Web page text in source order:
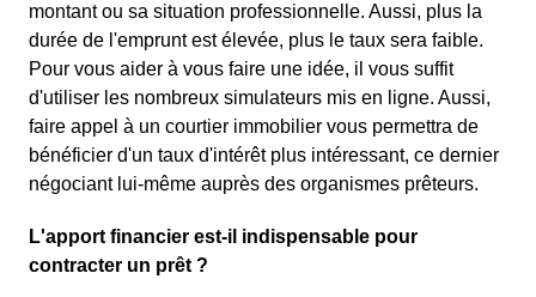
montant ou sa situation professionnelle. Aussi, plus la
durée de l'emprunt est élevée, plus le taux sera faible.
Pour vous aider à vous faire une idée, il vous suffit
d'utiliser les nombreux simulateurs mis en ligne. Aussi,
faire appel à un courtier immobilier vous permettra de
bénéficier d'un taux d'intérêt plus intéressant, ce dernier
négociant lui-même auprès des organismes prêteurs.
L'apport financier est-il indispensable pour
contracter un prêt ?